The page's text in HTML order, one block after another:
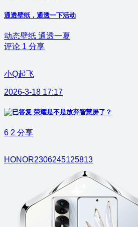
通透壁纸，通透一下活动
动态壁纸 通透一夏
评论 1 分享
小Q起飞
2026-3-18 17:17
荣耀是不是放弃智慧屏了？
6 2 分享
HONOR2306245125813